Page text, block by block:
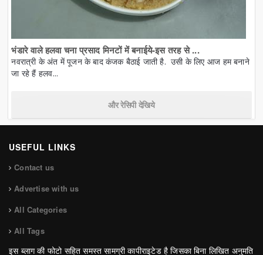
भंडारे वाले हलवा चना प्रसाद मिनटों में बनाईये-इस तरह से ...
नवरात्री के अंत में पूजन के बाद कंजक बैठाई जाती है. उसी के लिए आज हम बनाने
जा रहे हैं हलव...
और रेसिपी देखिये
USEFUL LINKS
Contact us
Advertise with us
All Categories
All Tags
इस ब्लाग की फोटो सहित समस्त सामग्री कापीराइटेड है जिसका बिना लिखित अनुमति